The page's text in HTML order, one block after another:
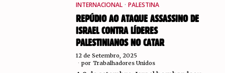
INTERNACIONAL · PALESTINA
REPÚDIO AO ATAQUE ASSASSINO DE
ISRAEL CONTRA LÍDERES
PALESTINIANOS NO CATAR
12 de Setembro, 2025
por Trabalhadores Unidos